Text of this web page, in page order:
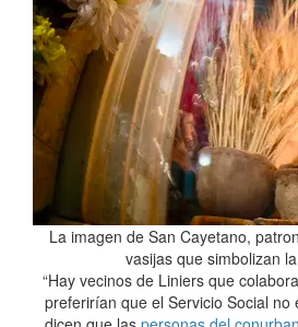
La imagen de San Cayetano,
vasijas que simbolizan
“Hay vecinos de Liniers que
preferirían que el Servicio Social no